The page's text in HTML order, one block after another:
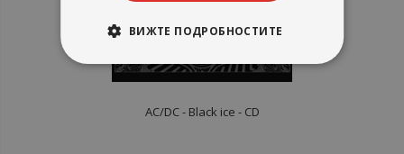
AC/DC - Black ice - CD
ВИЖТЕ ПОДРОБНОСТИТЕ